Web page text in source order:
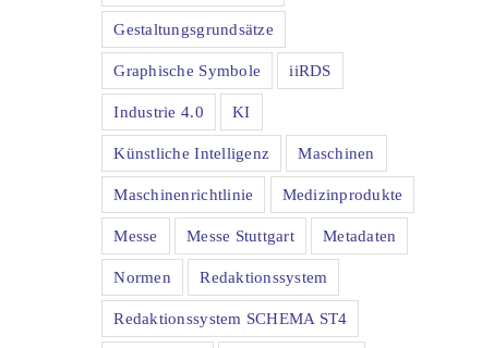
Gestaltungsgrundsätze
Graphische Symbole iiRDS
Industrie 4.0 KI
Künstliche Intelligenz Maschinen
Maschinenrichtlinie Medizinprodukte
Messe Messe Stuttgart Metadaten
Normen Redaktionssystem
Redaktionssystem SCHEMA ST4